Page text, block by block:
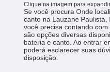
Clique na imagem para expandir
Se você procura Onde
canto na Lauzane
você precisa contando com
são opções diversas
bateria e canto. Ao entrar
poderá esclarecer suas
disposição.